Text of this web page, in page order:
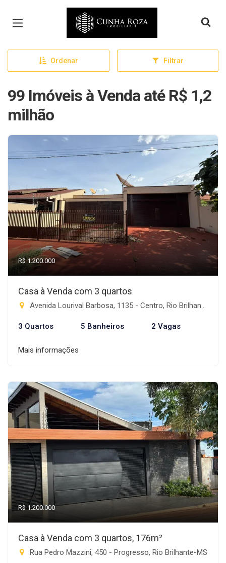
Página inicial
Ordenar Filtrar
99 Imóveis à Venda até R$ 1,2
milhão
R$ 1.200.000
Casa à Venda com 3 quartos
Avenida Lourival Barbosa, 1135 - Centro, Rio Brilhante-MS
3 Quartos 5 Banheiros 2 Vagas
Mais informações
R$ 1.200.000
Casa à Venda com 3 quartos, 176m²
Rua Pedro Mazzini, 450 - Progresso, Rio Brilhante-MS